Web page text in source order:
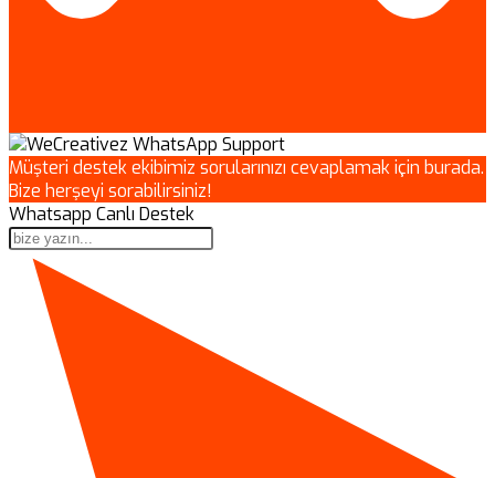
Müşteri destek ekibimiz sorularınızı cevaplamak için burada.
Bize herşeyi sorabilirsiniz!
Whatsapp Canlı Destek